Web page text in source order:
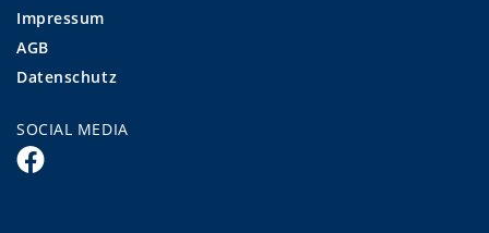
Impressum
AGB
Datenschutz
SOCIAL MEDIA